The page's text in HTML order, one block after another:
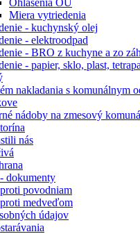
Ohlásenia OÚ
Miera vytriedenia
- kuchynský olej
- elektroodpad
- BRO z kuchyne a zo
- papier, sklo, plast,
nakladania s komunálnym
nádoby na zmesový
nás
dokumenty
povodniam
medveďom
údajov